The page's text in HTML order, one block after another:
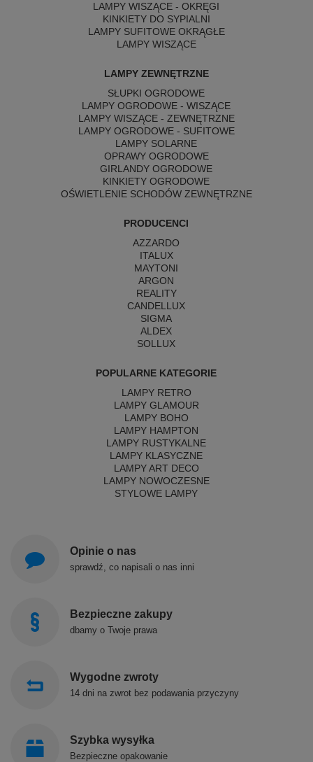
LAMPY WISZĄCE - OKRĘGI
KINKIETY DO SYPIALNI
LAMPY SUFITOWE OKRĄGŁE
LAMPY WISZĄCE
LAMPY ZEWNĘTRZNE
SŁUPKI OGRODOWE
LAMPY OGRODOWE - WISZĄCE
LAMPY WISZĄCE - ZEWNĘTRZNE
LAMPY OGRODOWE - SUFITOWE
LAMPY SOLARNE
OPRAWY OGRODOWE
GIRLANDY OGRODOWE
KINKIETY OGRODOWE
OŚWIETLENIE SCHODÓW ZEWNĘTRZNE
PRODUCENCI
AZZARDO
ITALUX
MAYTONI
ARGON
REALITY
CANDELLUX
SIGMA
ALDEX
SOLLUX
POPULARNE KATEGORIE
LAMPY RETRO
LAMPY GLAMOUR
LAMPY BOHO
LAMPY HAMPTON
LAMPY RUSTYKALNE
LAMPY KLASYCZNE
LAMPY ART DECO
LAMPY NOWOCZESNE
STYLOWE LAMPY
Opinie o nas
sprawdź, co napisali o nas inni
Bezpieczne zakupy
dbamy o Twoje prawa
Wygodne zwroty
14 dni na zwrot bez podawania przyczyny
Szybka wysyłka
Bezpieczne opakowanie